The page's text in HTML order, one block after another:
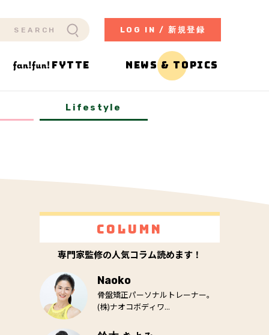
LOG IN / 新規登録
FYTTE NEWS & TOPICS
Lifestyle
Column
専門家監修の人気コラム読めます！
Naoko
骨盤矯正パーソナルトレーナー。
(株)ナオコボディワ...